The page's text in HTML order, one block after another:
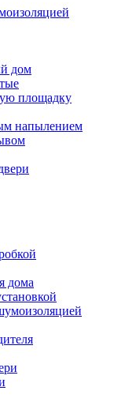
дом
площадку
напылением
дома